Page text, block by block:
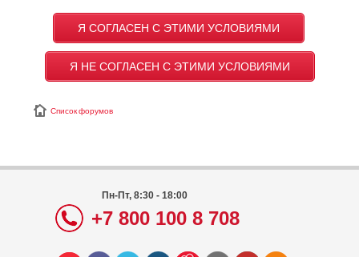
Список форумов
Пн-Пт, 8:30 - 18:00
+7 800 100 8 708